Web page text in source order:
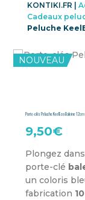
KONTIKI.FR |
Cadeaux
Peluche
NOUVEAU
Porte-clés Peluche KeelEco Baleine 12cm
9,50€
Plongez
porte-clé
un coloris
fabrication